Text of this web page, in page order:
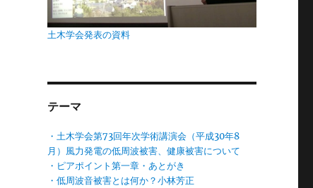
土木学会発表の資料
テーマ
・土木学会第73回年次学術講演会（平成30年8
月）風力発電の低周波被害、健康被害について
・ピアポイント第一章・あとがき
・低周波音被害とは何か？小林芳正